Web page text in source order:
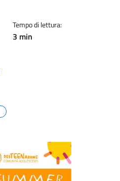
Tempo di lettura:
3 min